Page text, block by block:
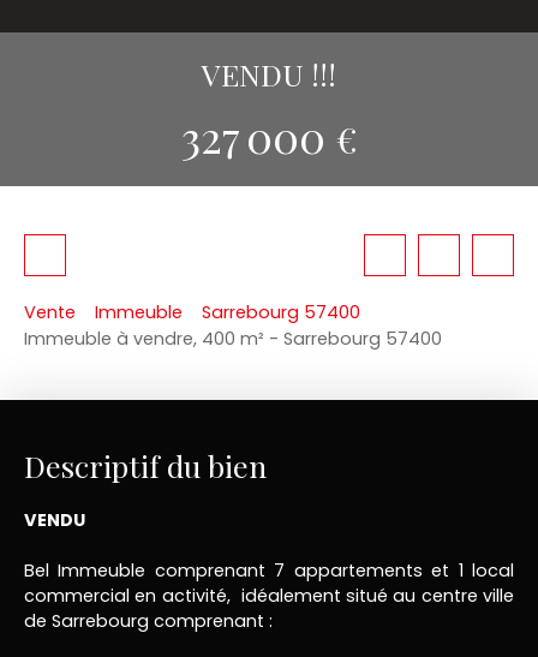
VENDU !!!
327 000 €
Vente Immeuble
Sarrebourg 57400
Immeuble à vendre, 400 m² - Sarrebourg 57400
Descriptif du bien
VENDU
Bel Immeuble comprenant 7 appartements et 1 local
commercial en activité, idéalement situé au centre ville
de Sarrebourg comprenant :